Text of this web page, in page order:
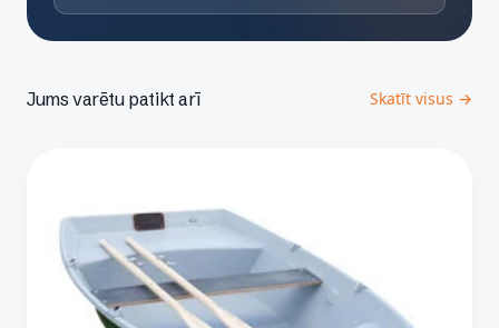
Jums varētu patikt arī Skatīt visus →